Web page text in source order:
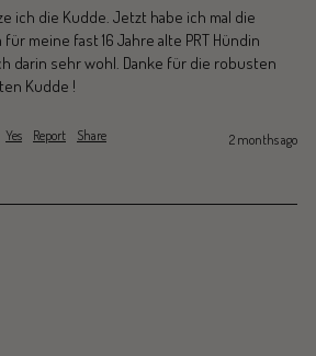
ich die Kudde. Jetzt habe ich mal die
meine fast 16 Jahre alte PRT Hündin
darin sehr wohl. Danke für die robusten
Kudde !
Yes Report Share 2 months ago